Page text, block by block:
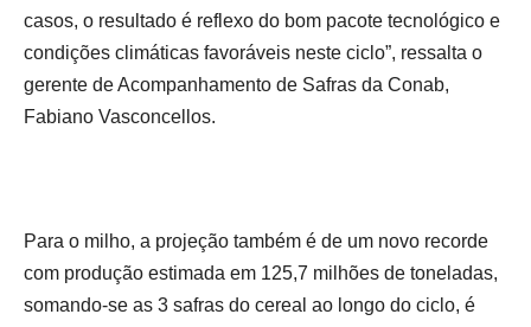
casos, o resultado é reflexo do bom pacote tecnológico e
condições climáticas favoráveis neste ciclo”, ressalta o
gerente de Acompanhamento de Safras da Conab,
Fabiano Vasconcellos.
Para o milho, a projeção também é de um novo recorde
com produção estimada em 125,7 milhões de toneladas,
somando-se as 3 safras do cereal ao longo do ciclo, é